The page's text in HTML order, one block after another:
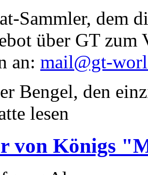
Sammler, dem
über GT zum
an: mail@gt-
Bengel, den
lesen
von Königs